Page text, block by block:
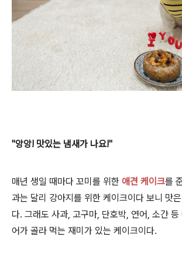
"앙앙! 맛있는 냄새가 나요!"
매년 생일 때마다 꼬미를 위한 애견 케이크를
과는 달리 강아지를 위한 케이크이다 보니 맛
다. 그래도 사과, 고구마, 단호박, 연어, 소간 등
어가 골라 먹는 재미가 있는 케이크이다.